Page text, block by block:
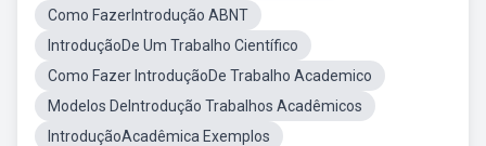
Como FazerIntrodução ABNT
IntroduçãoDe Um Trabalho Científico
Como Fazer IntroduçãoDe Trabalho Academico
Modelos DeIntrodução Trabalhos Acadêmicos
IntroduçãoAcadêmica Exemplos